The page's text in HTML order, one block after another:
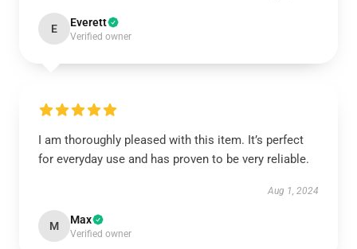
E Everett
Verified owner
I am thoroughly pleased with this item. It’s perfect
for everyday use and has proven to be very reliable.
Aug 1, 2024
M Max
Verified owner